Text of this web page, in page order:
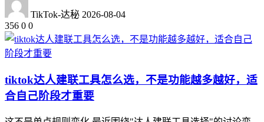
TikTok-达秘 2026-08-04
356 0 0
tiktok达人建联工具怎么选，不是功能越多越好，适
合自己阶段才重要